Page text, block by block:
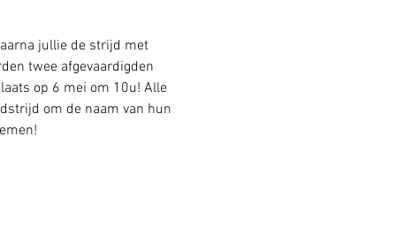
jullie de strijd met
twee afgevaardigden
op 6 mei om 10u! Alle
om de naam van hun